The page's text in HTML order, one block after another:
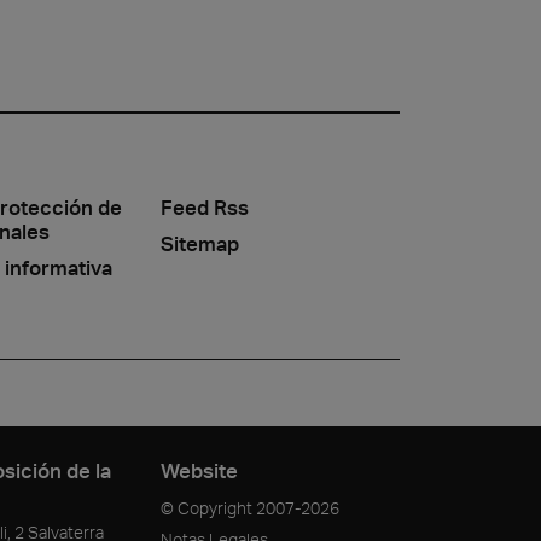
de
informativa
Feed Rss
Sitemap
de la
2 Salvaterra
Website
© Copyright 2007-2026